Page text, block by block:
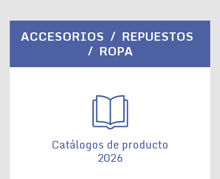
ACCESORIOS / REPUESTOS
/ ROPA
Catálogos de producto
2026